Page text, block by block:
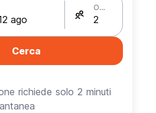
Ospiti
Cerca
richiede solo 2 minuti